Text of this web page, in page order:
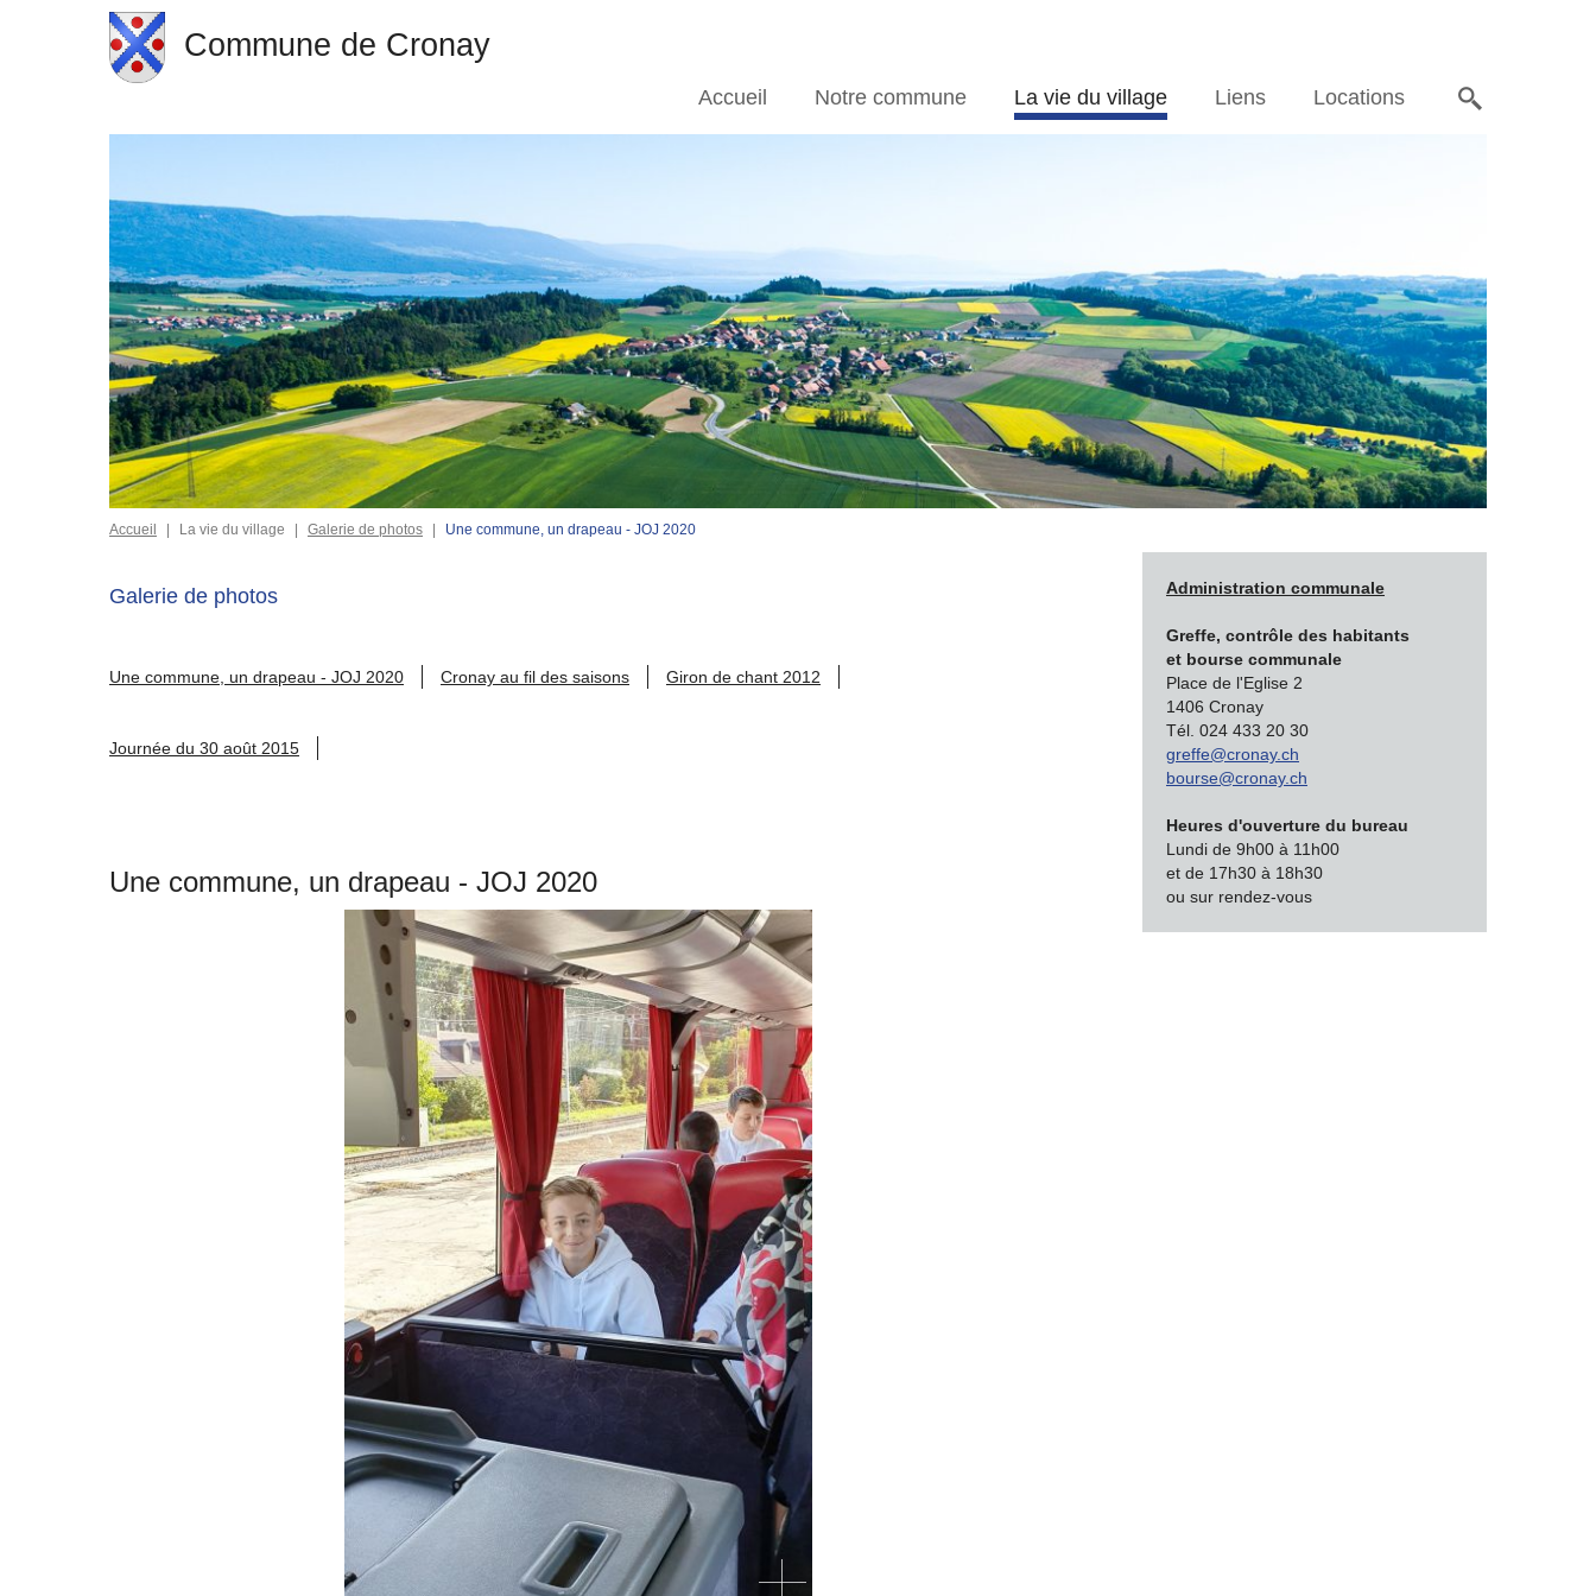
Commune de Cronay
Accueil Notre commune La vie du village Liens Locations
Accueil La vie du village Galerie de photos Une commune, un drapeau - JOJ 2020
Galerie de photos
Une commune, un drapeau - JOJ 2020 Cronay au fil des saisons Giron de chant 2012
Journée du 30 août 2015
Une commune, un drapeau - JOJ 2020
Administration communale
Greffe, contrôle des habitants
et bourse communale
Place de l'Eglise 2
1406 Cronay
Tél. 024 433 20 30
greffe@cronay.ch
bourse@cronay.ch
Heures d'ouverture du bureau
Lundi de 9h00 à 11h00
et de 17h30 à 18h30
ou sur rendez-vous